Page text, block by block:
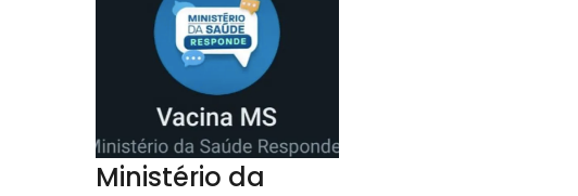
Ministério da